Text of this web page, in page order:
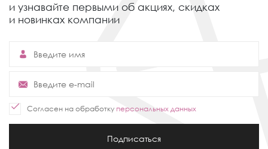
и узнавайте первыми об акциях, скидках
и новинках компании
Согласен на обработку персональных данных
Подписаться